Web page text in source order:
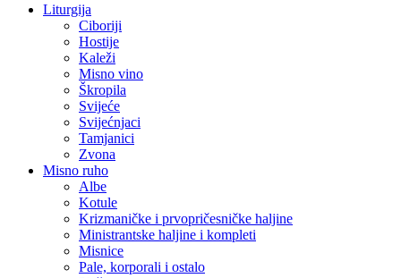
Liturgija
Ciboriji
Hostije
Kaleži
Misno vino
Škropila
Svijeće
Svijećnjaci
Tamjanici
Zvona
Misno ruho
Albe
Kotule
Krizmaničke i prvopričesničke haljine
Ministrantske haljine i kompleti
Misnice
Pale, korporali i ostalo